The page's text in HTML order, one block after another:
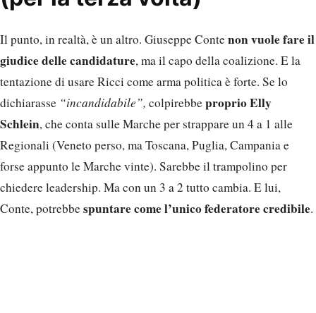
Il punto, in realtà, è un altro. Giuseppe Contenon vuole fare il
giudice delle candidature, ma il capo della coalizione. E la
tentazione di usare Ricci come arma politica è forte. Se lo
dichiarasse “incandidabile”, colpirebbeproprio Elly
Schlein, che conta sulle Marche per strappare un 4 a 1 alle
Regionali (Veneto perso, ma Toscana, Puglia, Campania e
forse appunto le Marche vinte). Sarebbe il trampolino per
chiedere leadership. Ma con un 3 a 2 tutto cambia. E lui,
Conte, potrebbespuntare come l’unico federatore credibile.